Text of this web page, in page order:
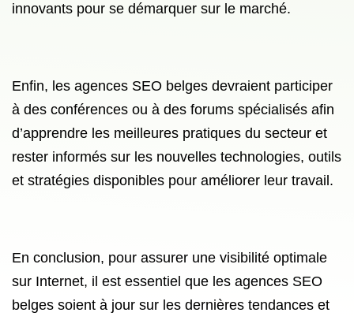
innovants pour se démarquer sur le marché.
Enfin, les agences SEO belges devraient participer
à des conférences ou à des forums spécialisés afin
d’apprendre les meilleures pratiques du secteur et
rester informés sur les nouvelles technologies, outils
et stratégies disponibles pour améliorer leur travail.
En conclusion, pour assurer une visibilité optimale
sur Internet, il est essentiel que les agences SEO
belges soient à jour sur les dernières tendances et